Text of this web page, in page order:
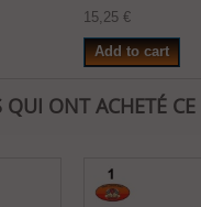
15,25 €
Add to cart
QUI ONT ACHETÉ